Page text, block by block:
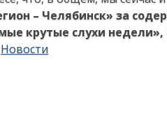
– Челябинск» за
крутые слухи недели»,
Новости